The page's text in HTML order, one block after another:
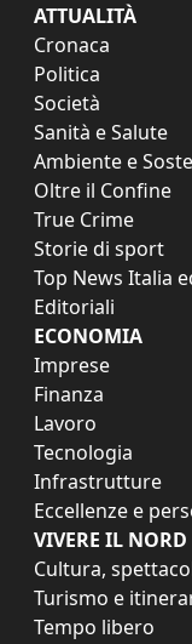
ATTUALITÀ
Cronaca
Politica
Società
Sanità e Salute
Ambiente e
Oltre il Confine
True Crime
Storie di sport
Top News Italia
Editoriali
ECONOMIA
Imprese
Finanza
Lavoro
Tecnologia
Infrastrutture
Eccellenze e
VIVERE IL NORD
Cultura,
Turismo e
Tempo libero